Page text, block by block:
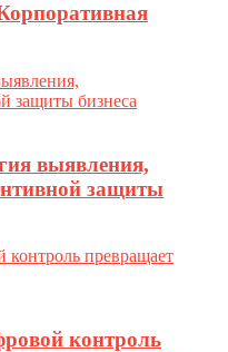
выявления,
защиты
контроль